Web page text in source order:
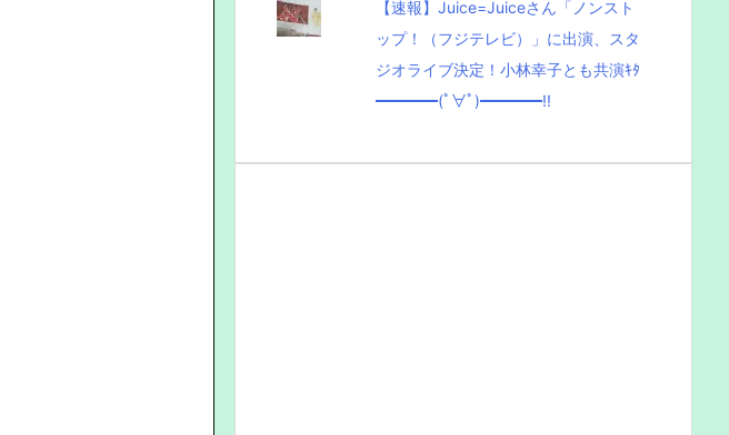
【速報】Juice=Juiceさん「ノンスト
ップ！（フジテレビ）」に出演、スタ
ジオライブ決定！小林幸子とも共演ｷﾀ
━━━━(ﾟ∀ﾟ)━━━━!!